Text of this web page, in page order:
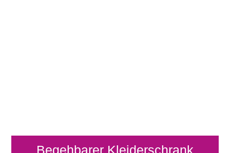
Begehbarer Kleiderschrank